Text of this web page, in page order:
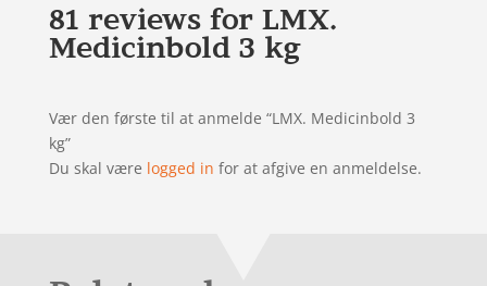
81 reviews for LMX.
Medicinbold 3 kg
Vær den første til at anmelde “LMX. Medicinbold 3
kg”
Du skal være logged in for at afgive en anmeldelse.